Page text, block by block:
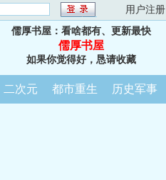
用户注册
儒厚书屋：看啥都有、更新最快
儒厚书屋
如果你觉得好，恳请收藏
二次元 都市重生 历史军事